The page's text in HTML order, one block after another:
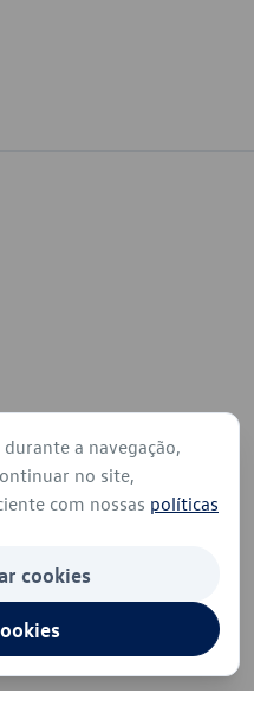
a navegação,
no site,
com nossas políticas
cookies